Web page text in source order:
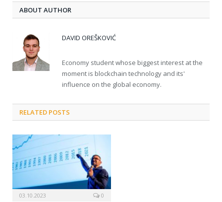
ABOUT AUTHOR
DAVID OREŠKOVIĆ
Economy student whose biggest interest at the
moment is blockchain technology and its'
influence on the global economy.
RELATED POSTS
03.10.2023 0